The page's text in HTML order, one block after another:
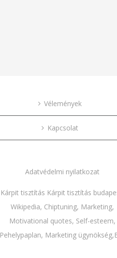
Vélemények
Kapcsolat
Adatvédelmi nyilatkozat
Kárpit tisztítás Kárpit tisztítás
Wikipedia, Chiptuning, Marketing,
Motivational quotes, Self-esteem,
Pehelypaplan, Marketing ügynökség,